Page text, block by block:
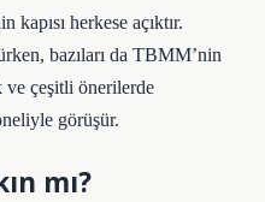
herkese açıktır.
bazıları da TBMM’nin
ve çeşitli önerilerde
görüşür.
mı?